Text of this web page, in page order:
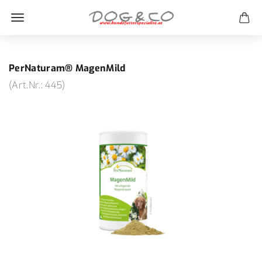
PerNaturam® MagenMild
(Art.Nr.:445)